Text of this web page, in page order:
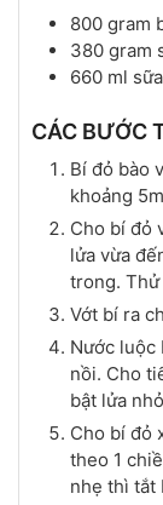
800 gram
380 gram
660 ml
CÁC BƯỚC
Bí đỏ bào
khoảng
Cho bí đỏ
lửa vừa
trong.
Vớt bí ra
Nước luộc
nồi. Cho
bật lửa
Cho bí đỏ
theo 1
nhẹ thì tắt